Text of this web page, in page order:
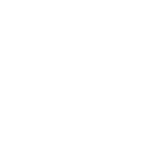
benadrukken. Een
De geur is gecreeërd
parfumeurs